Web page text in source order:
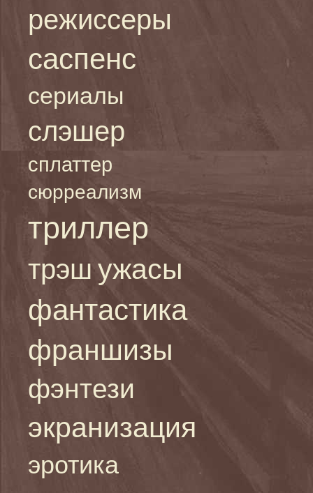
режиссеры
саспенс
сериалы
слэшер
сплаттер
сюрреализм
триллер
трэш ужасы
фантастика
франшизы
фэнтези
экранизация
эротика